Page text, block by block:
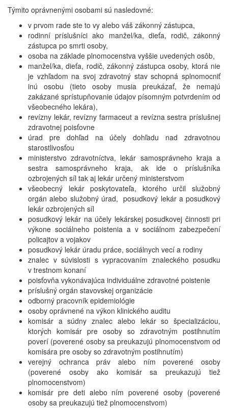
Týmito oprávnenými osobami sú nasledovné:
v prvom rade ste to vy alebo váš zákonný zástupca,
rodinní príslušníci ako manžel/ka, dieťa, rodič, zákonný
zástupca po smrti osoby,
osoba na základe plnomocenstva vyššie uvedených osôb,
manžel/ka, dieťa, rodič, zákonný zástupca osoby, ktorá nie
je vzhľadom na svoj zdravotný stav schopná splnomocniť
inú osobu (tieto osoby musia preukázať, že nemajú
zakázané sprístupňovanie údajov písomným potvrdením od
všeobecného lekára),
revízny lekár, revízny farmaceut a revízna sestra príslušnej
zdravotnej poisťovne
úrad pre dohľad na účely dohľadu nad zdravotnou
starostlivosťou
ministerstvo zdravotníctva, lekár samosprávneho kraja a
sestra samosprávneho kraja, ak ide o príslušníka
ozbrojených síl tak aj lekár určený ministerstvom
všeobecný lekár poskytovateľa, ktorého určil služobný
orgán alebo služobný úrad, posudkový lekár a posudkový
lekár ozbrojených síl
posudkový lekár na účely lekárskej posudkovej činnosti pri
výkone sociálneho poistenia a v sociálnom zabezpečení
policajtov a vojakov
posudkový lekár úradu práce, sociálnych vecí a rodiny
znalec v súvislosti s vypracovaním znaleckého posudku
v trestnom konaní
poisťovňa vykonávajúca individuálne zdravotné poistenie
príslušný orgán stavovskej organizácie
odborný pracovník epidemiológie
osoby oprávnené na výkon klinického auditu
komisár a súdny znalec alebo lekár so špecializáciou,
ktorých komisár pre osoby so zdravotným postihnutím
poverí (poverené osoby sa preukazujú plnomocenstvom od
komisára pre osoby so zdravotným postihnutím)
verejný ochranca práv alebo ním poverené osoby
(poverené osoby ako komisár sa preukazujú tiež
plnomocenstvom)
komisár pre deti alebo ním poverené osoby (poverené
osoby sa preukazujú tiež plnomocenstvom)